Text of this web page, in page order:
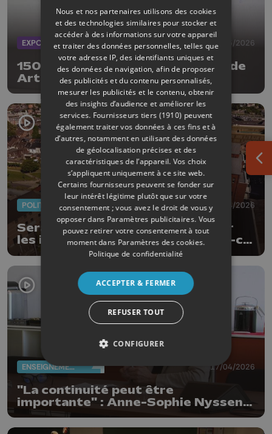
EXPOS 05/05/2026
150 Val Saint Lambert de la période
Art Nouveau au Curtius
POLITIQUE 29/04/2026
Seraing multiplie par 6 la taxe sur
les immeubles à la l'abandon : est-ce
un succès ?
ENSEIGNEMENT 17/04/2026
"La continuité peut être
importante" : Anne-Sophie Nyssen
réélue rectrice de l'ULiège
Nous et nos partenaires utilisons des cookies
et des technologies similaires pour stocker et
accéder à des informations sur votre appareil
et traiter des données personnelles, telles que
votre adresse IP, des identifiants uniques et
des données de navigation, afin de proposer
des publicités et du contenu personnalisés,
mesurer les publicités et le contenu, obtenir
des insights d’audience et améliorer les
services. Fournisseurs tiers (1910) peuvent
également traiter vos données à ces fins et à
d’autres, notamment en utilisant des données
de géolocalisation précises et des
caractéristiques de l’appareil. Vos choix
s’appliquent uniquement à ce site web.
Certains fournisseurs peuvent se fonder sur
leur intérêt légitime plutôt que sur votre
consentement ; vous avez le droit de vous y
opposer dans Paramètres publicitaires. Vous
pouvez retirer votre consentement à tout
moment dans Paramètres des cookies.
Politique de confidentialité
ACCEPTER & FERMER
REFUSER TOUT
CONFIGURER